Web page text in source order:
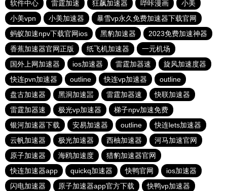
软件中心
雷霆加速 狂飙加速器 哔咔漫画
小美
小美vpn
小美加速器
暴雪vp永久免费加速器下载官网
蚂蚁加速npv下载官网ios
黑豹加速器
2023免费加速神器
香蕉加速器官网正版
纸飞机加速器
一元机场
国外上网加速器
ios加速器 雷霆加器速
旋风加速度器
快连pvn加速器
outline 快连vp加速器
outline
盘古加速器
黑洞加速噐 雷霆加器速
快联加速器
雷霆加器速
极光vp加速器
梯子npv加速免费
银河加速器下载
安易加速器 outline
快连lets加速器
云帆加速器
极光加速器 西柚加速器
河马加速官网
原子加速器
海鸥加速度
猎豹加速器官网
快连加速器app
quickq加速器 快鸭官网
ios加速器
闪电加速器
原子加速器app官方下载 快鸭vp加速器